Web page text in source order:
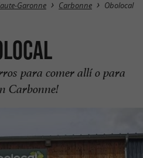
Garonne Carbonne Obolocal
para comer allí o para
Carbonne!